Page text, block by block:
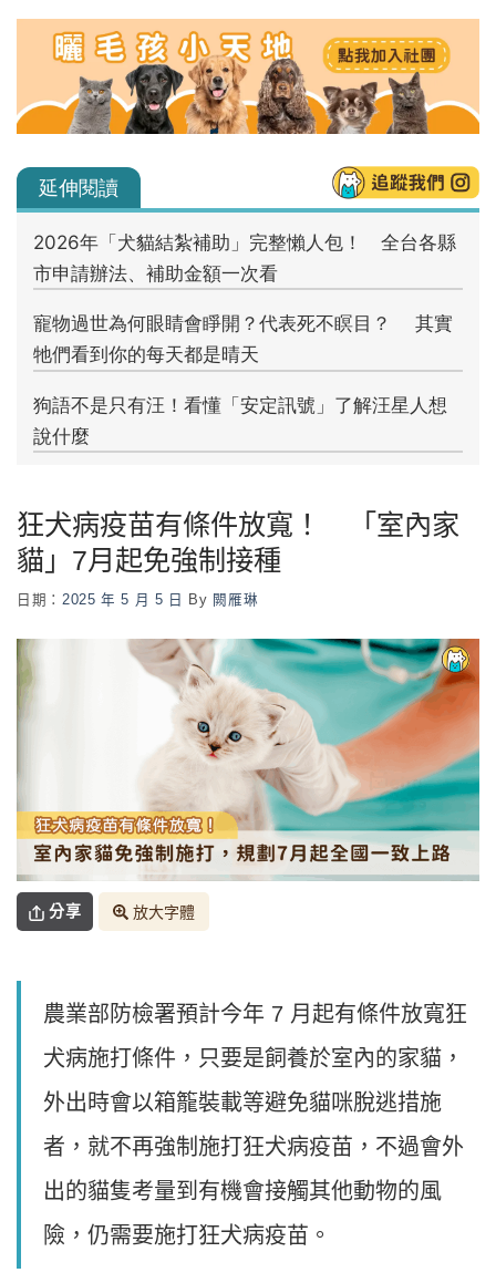
狂犬病疫苗有條件放寬！ 「室內家
貓」7月起免強制接種
日期： 2025 年 5 月 5 日 By 闕雁琳
分享 放大字體
農業部防檢署預計今年 7 月起有條件放寬狂
犬病施打條件，只要是飼養於室內的家貓，
外出時會以箱籠裝載等避免貓咪脫逃措施
者，就不再強制施打狂犬病疫苗，不過會外
出的貓隻考量到有機會接觸其他動物的風
險，仍需要施打狂犬病疫苗。